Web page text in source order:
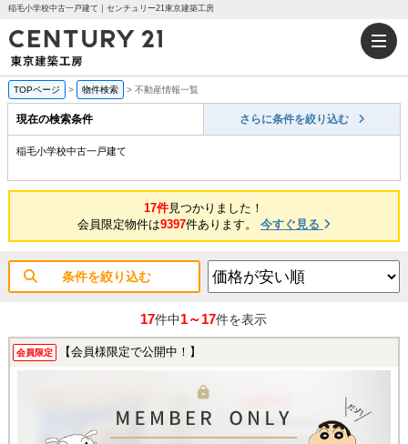
稲毛小学校中古一戸建て｜センチュリー21東京建築工房
TOPページ > 物件検索 > 不動産情報一覧
現在の検索条件 さらに条件を絞り込む
稲毛小学校中古一戸建て
17件見つかりました！
会員限定物件は9397件あります。 今すぐ見る
条件を絞り込む
17件中1～17件を表示
会員限定 【会員様限定で公開中！】